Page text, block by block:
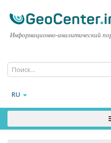
Информационно-аналитический
RU